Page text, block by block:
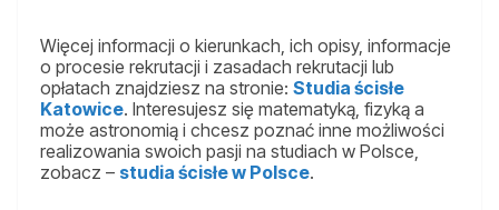
Więcej informacji o kierunkach, ich opisy, informacje
o procesie rekrutacji i zasadach rekrutacji lub
opłatach znajdziesz na stronie: Studia ścisłe
Katowice. Interesujesz się matematyką, fizyką a
może astronomią i chcesz poznać inne możliwości
realizowania swoich pasji na studiach w Polsce,
zobacz – studia ścisłe w Polsce.